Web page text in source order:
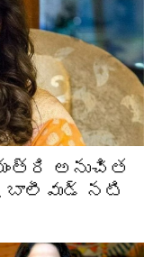
అనుచిత
బాలీవుడ్ నటి